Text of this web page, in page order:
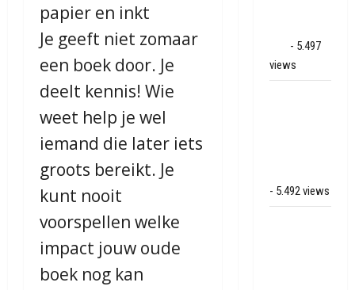
papier en inkt
Je geeft niet zomaar
een boek door. Je
deelt kennis! Wie
weet help je wel
iemand die later iets
groots bereikt. Je
kunt nooit
voorspellen welke
impact jouw oude
boek nog kan
- 5.497
views
- 5.492 views